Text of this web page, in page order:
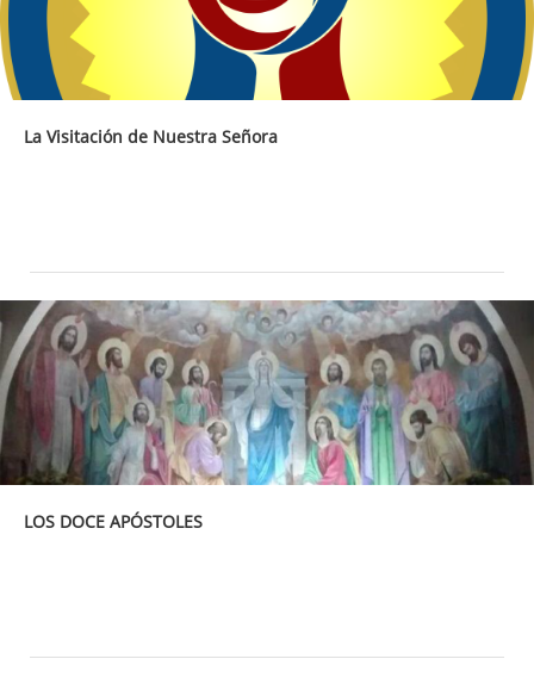
La Visitación de Nuestra Señora
LOS DOCE APÓSTOLES